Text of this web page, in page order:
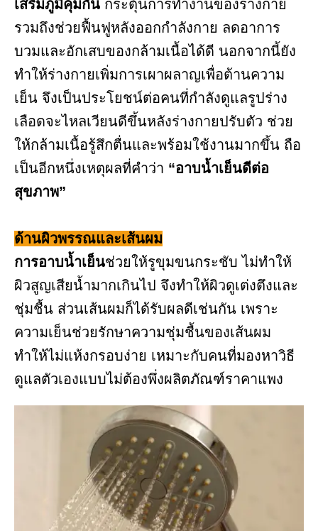
เสริมภูมิคุ้มกัน กระตุ้นการทำงานของร่างกาย
รวมถึงช่วยฟื้นฟูหลังออกกำลังกาย ลดอาการ
บวมและอักเสบของกล้ามเนื้อได้ดี นอกจากนี้ยัง
ทำให้ร่างกายเพิ่มการเผาผลาญเพื่อต้านความ
เย็น จึงเป็นประโยชน์ต่อคนที่กำลังดูแลรูปร่าง
เลือดจะไหลเวียนดีขึ้นหลังร่างกายปรับตัว ช่วย
ให้กล้ามเนื้อรู้สึกตื่นและพร้อมใช้งานมากขึ้น ถือ
เป็นอีกหนึ่งเหตุผลที่คำว่า “อาบน้ำเย็นดีต่อ
สุขภาพ”
ด้านผิวพรรณและเส้นผม
การอาบน้ำเย็นช่วยให้รูขุมขนกระชับ ไม่ทำให้
ผิวสูญเสียน้ำมากเกินไป จึงทำให้ผิวดูเต่งตึงและ
ชุ่มชื้น ส่วนเส้นผมก็ได้รับผลดีเช่นกัน เพราะ
ความเย็นช่วยรักษาความชุ่มชื้นของเส้นผม
ทำให้ไม่แห้งกรอบง่าย เหมาะกับคนที่มองหาวิธี
ดูแลตัวเองแบบไม่ต้องพึ่งผลิตภัณฑ์ราคาแพง